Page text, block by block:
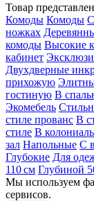
Товар
Комоды Комоды
ножках
комоды Высокие
кабинет
Двухдверные
прихожую
гостиную В
Экомебель
стиле прованс В
стиле В
зал Напольные С
Глубокие Для
110 см Глубиной
Мы используем
сервисов.